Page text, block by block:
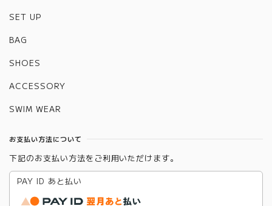
SET UP
BAG
SHOES
ACCESSORY
SWIM WEAR
お支払い方法について
下記のお支払い方法をご利用いただけます。
PAY ID あと払い